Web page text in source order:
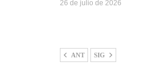
26 de julio de 2026
ANT SIG